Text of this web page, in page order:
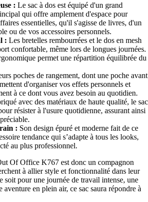
: Le sac à dos est équipé d'un grand
qui offre amplement d'espace pour
essentielles, qu'il s'agisse de livres, d'un
ou de vos accessoires personnels.
: Les bretelles rembourrées et le dos en mesh
confortable, même lors de longues journées.
permet une répartition équilibrée du
poches de rangement, dont une poche avant
d'organiser vos effets personnels et
à ce dont vous avez besoin au quotidien.
avec des matériaux de haute qualité, le sac
résister à l'usure quotidienne, assurant ainsi
: Son design épuré et moderne fait de ce
tendance qui s’adapte à tous les looks,
au plus professionnel.
Of Office K767 est donc un compagnon
à allier style et fonctionnalité dans leur
soit pour une journée de travail intense, une
aventure en plein air, ce sac saura répondre à